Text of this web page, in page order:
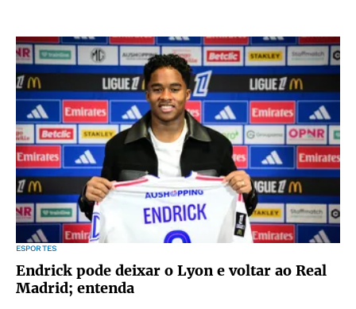
ESPORTES
Endrick pode deixar o Lyon e voltar ao Real
Madrid; entenda